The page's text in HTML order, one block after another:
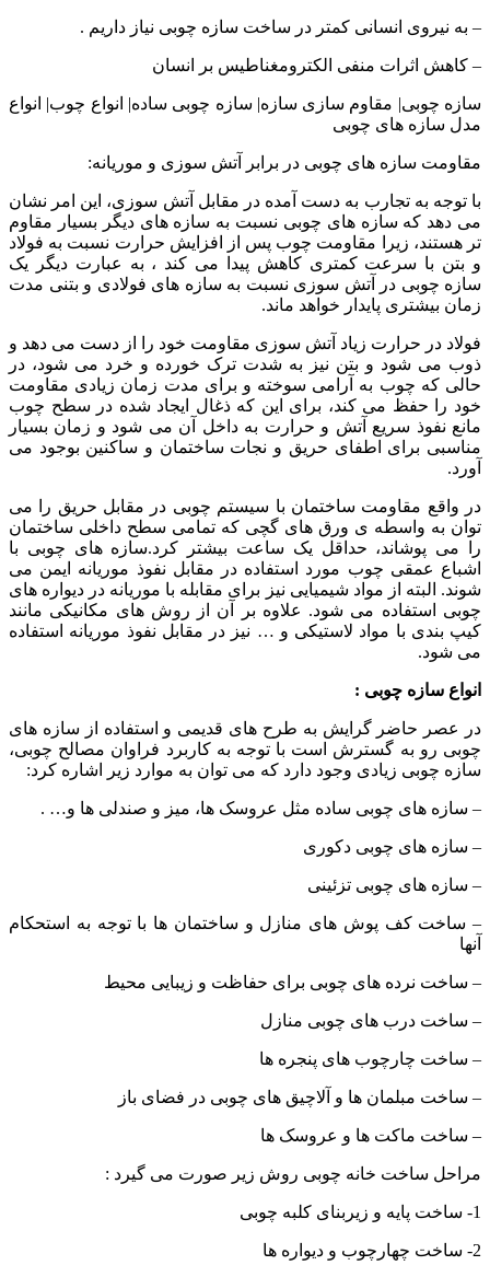
– به نیروی انسانی کمتر در ساخت سازه چوبی نیاز داریم .
– کاهش اثرات منفی الکترومغناطیس بر انسان
سازه چوبی| مقاوم سازی سازه| سازه چوبی ساده| انواع چوب| انواع
مدل سازه های چوبی
مقاومت سازه های چوبی در برابر آتش سوزی و موریانه:
با توجه به تجارب به دست آمده در مقابل آتش سوزی، این امر نشان
می دهد که سازه های چوبی نسبت به سازه های دیگر بسیار مقاوم
تر هستند، زیرا مقاومت چوب پس از افزایش حرارت نسبت به فولاد
و بتن با سرعت کمتری کاهش پیدا می کند ، به عبارت دیگر یک
سازه چوبی در آتش سوزی نسبت به سازه های فولادی و بتنی مدت
زمان بیشتری پایدار خواهد ماند.
فولاد در حرارت زیاد آتش سوزی مقاومت خود را از دست می دهد و
ذوب می شود و بتن نیز به شدت ترک خورده و خرد می شود، در
حالی که چوب به آرامی سوخته و برای مدت زمان زیادی مقاومت
خود را حفظ می کند، برای این که ذغال ایجاد شده در سطح چوب
مانع نفوذ سریع آتش و حرارت به داخل آن می شود و زمان بسیار
مناسبی برای اطفای حریق و نجات ساختمان و ساکنین بوجود می
آورد.
در واقع مقاومت ساختمان با سیستم چوبی در مقابل حریق را می
توان به واسطه ی ورق های گچی که تمامی سطح داخلی ساختمان
را می پوشاند، حداقل یک ساعت بیشتر کرد.سازه های چوبی با
اشباع عمقی چوب مورد استفاده در مقابل نفوذ موریانه ایمن می
شوند. البته از مواد شیمیایی نیز برای مقابله با موریانه در دیواره های
چوبی استفاده می شود. علاوه بر آن از روش های مکانیکی مانند
کیپ بندی با مواد لاستیکی و … نیز در مقابل نفوذ موریانه استفاده
می شود.
انواع سازه چوبی :
در عصر حاضر گرایش به طرح های قدیمی و استفاده از سازه های
چوبی رو به گسترش است با توجه به کاربرد فراوان مصالح چوبی،
سازه چوبی زیادی وجود دارد که می توان به موارد زیر اشاره کرد:
– سازه های چوبی ساده مثل عروسک ها، میز و صندلی ها و… .
– سازه های چوبی دکوری
– سازه های چوبی تزئینی
– ساخت کف پوش های منازل و ساختمان ها با توجه به استحکام
آنها
– ساخت نرده های چوبی برای حفاظت و زیبایی محیط
– ساخت درب های چوبی منازل
– ساخت چارچوب های پنجره ها
– ساخت مبلمان ها و آلاچیق های چوبی در فضای باز
– ساخت ماکت ها و عروسک ها
مراحل ساخت خانه چوبی روش زیر صورت می گیرد :
1- ساخت پایه و زیربنای کلبه چوبی
2- ساخت چهارچوب و دیواره ها